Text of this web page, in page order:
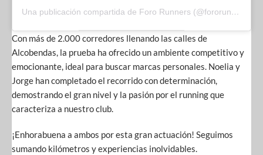
Una publicación compartida de Foro Runners (@fororunners)
Con más de 2.000 corredores llenando las calles de
Alcobendas, la prueba ha ofrecido un ambiente competitivo y
emocionante, ideal para buscar marcas personales. Noelia y
Jorge han completado el recorrido con determinación,
demostrando el gran nivel y la pasión por el running que
caracteriza a nuestro club.
¡Enhorabuena a ambos por esta gran actuación! Seguimos
sumando kilómetros y experiencias inolvidables.